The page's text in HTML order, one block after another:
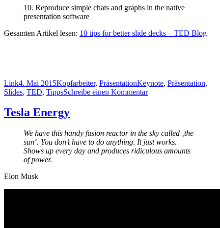
10. Reproduce simple chats and graphs in the native
presentation software
Gesamten Artikel lesen: 10 tips for better slide decks – TED Blog
Format
LinkVeröffentlicht
am
4. Mai 2015Kategorien
Kopfarbeiter, PräsentationSchlagwörter
Keynote, Präsentation,
Slides, TED, TippsSchreibe einen Kommentarzu
Präsentationsfolien
von
den
Tesla Energy
We have this handy fusion reactor in the sky called ‚the
sun‘. You don’t have to do anything. It just works.
Shows up every day and produces ridiculous amounts
of power.
Elon Musk